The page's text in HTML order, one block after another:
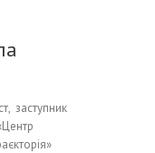
заступник